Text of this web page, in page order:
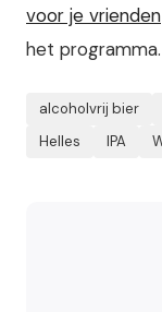
voor je vrienden
het programma.
alcoholvrij bier
Helles
IPA